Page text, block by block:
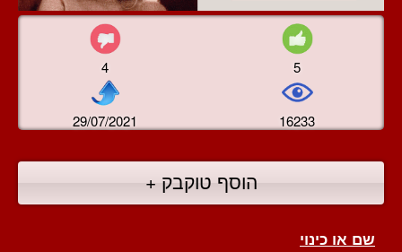
4 5
29/07/2021 16233
הוסף טוקבק +
שם או כינוי